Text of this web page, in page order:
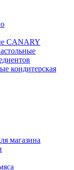
CANARY
кондитерская
магазина